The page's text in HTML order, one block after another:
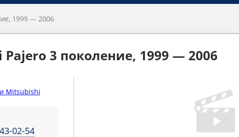
1999 — 2006
3 поколение, 1999 — 2006
Mitsubishi
02-54